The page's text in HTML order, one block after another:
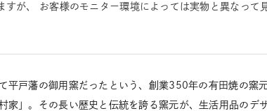
すが、 お客様のモニター環境によっては実物と異なって
平戸藩の御用窯だったという、創業350年の有田焼の窯
村家」。その長い歴史と伝統を誇る窯元が、生活用品のデ